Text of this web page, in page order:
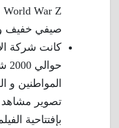
صيفي خفيف
كانت شركة
المواطنين و
تصوير مشاهد
بإفتتاحية